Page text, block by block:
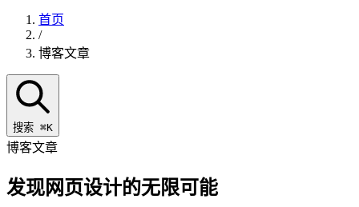
首页
/
博客文章
搜索 ⌘K
博客文章
发现网页设计的无限可能